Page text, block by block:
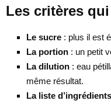
Les critères
Le sucre : plus il est
La portion : un petit
La dilution : eau
même résultat.
La liste d’ingrédients